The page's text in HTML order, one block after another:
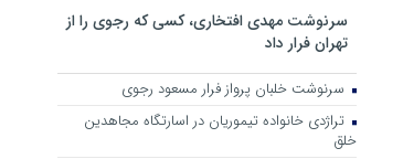
سرنوشت مهدی افتخاری، کسی که رجوی را از
تهران فرار داد
سرنوشت خلبان پرواز فرار مسعود رجوی
تراژدی خانواده تیموریان در اسارتگاه مجاهدین
خلق